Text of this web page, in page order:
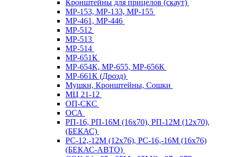
Кронштейны для прицелов (скаут)
МР-153, МР-133, МР-155
МР-461, МР-446
МР-512
МР-513
МР-514
МР-651К
МР-654К, МР-655, МР-656К
МР-661К (Дрозд)
Мушки, Кронштейны, Сошки
МЦ 21-12
ОП-СКС
ОСА
РП-16, РП-16М (16х70), РП-12М (12х70),
(БЕКАС)
РС-12,-12М (12х76), РС-16,-16М (16х76)
(БЕКАС-АВТО)